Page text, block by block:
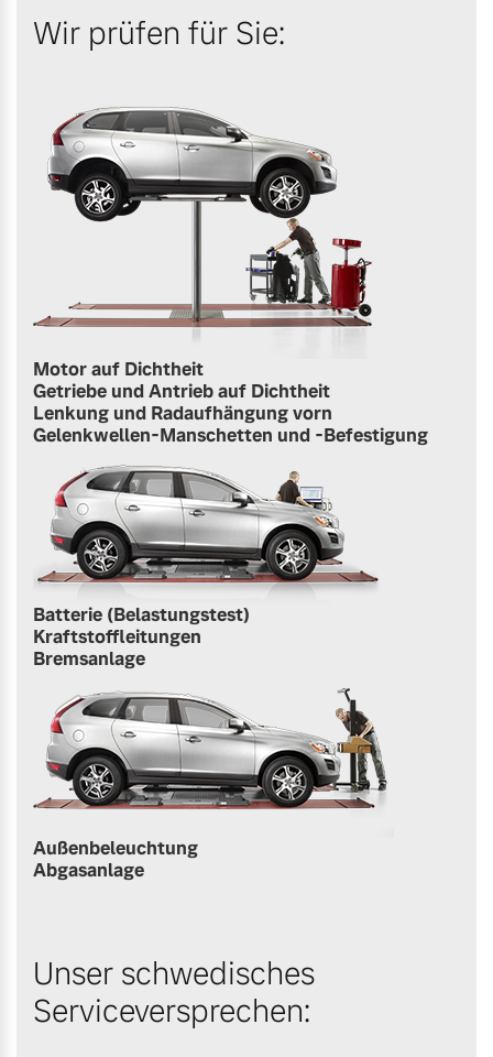
Wir prüfen für Sie:
Motor auf Dichtheit
Getriebe und Antrieb auf Dichtheit
Lenkung und Radaufhängung vorn
Gelenkwellen-Manschetten und -Befestigung
Batterie (Belastungstest)
Kraftstoffleitungen
Bremsanlage
Außenbeleuchtung
Abgasanlage
Unser schwedisches
Serviceversprechen: